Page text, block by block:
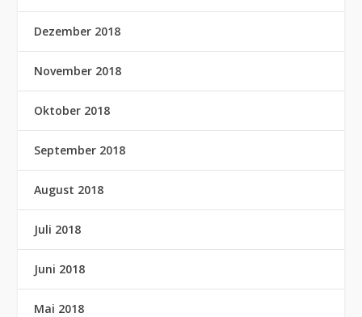
Dezember 2018
November 2018
Oktober 2018
September 2018
August 2018
Juli 2018
Juni 2018
Mai 2018